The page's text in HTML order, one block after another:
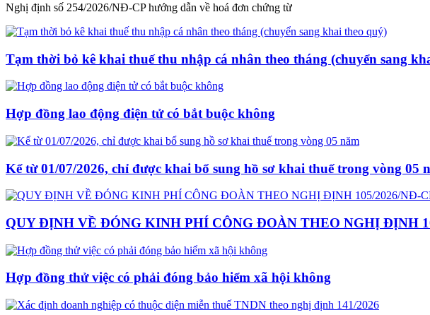
Nghị định số 254/2026/NĐ-CP hướng dẫn về hoá đơn chứng từ
Tạm thời bỏ kê khai thuế thu nhập cá nhân theo tháng (chuyển sang
Hợp đồng lao động điện tử có bắt buộc không
Kể từ 01/07/2026, chỉ được khai bổ sung hồ sơ khai thuế trong vòng 05
QUY ĐỊNH VỀ ĐÓNG KINH PHÍ CÔNG ĐOÀN THEO NGHỊ ĐỊNH
Hợp đồng thử việc có phải đóng bảo hiểm xã hội không